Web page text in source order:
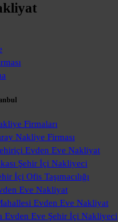
Firmaları
Nakliye Firması
Evden Eve Nakliyat
Şehir İçi Nakliyeci
İçi Ofis Taşımacılığı
Eve Nakliyat
Evden Eve Nakliyat
Evden Eve Şehir İçi Nakliyeci